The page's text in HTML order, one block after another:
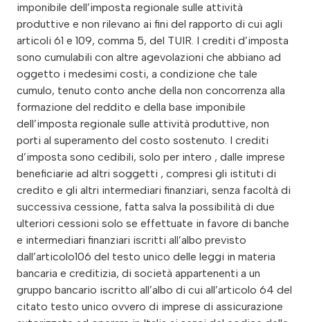
imponibile dell’imposta regionale sulle attività
produttive e non rilevano ai fini del rapporto di cui agli
articoli 61 e 109, comma 5, del TUIR. I crediti d’imposta
sono cumulabili con altre agevolazioni che abbiano ad
oggetto i medesimi costi, a condizione che tale
cumulo, tenuto conto anche della non concorrenza alla
formazione del reddito e della base imponibile
dell’imposta regionale sulle attività produttive, non
porti al superamento del costo sostenuto. I crediti
d’imposta sono cedibili, solo per intero , dalle imprese
beneficiarie ad altri soggetti , compresi gli istituti di
credito e gli altri intermediari finanziari, senza facoltà di
successiva cessione, fatta salva la possibilità di due
ulteriori cessioni solo se effettuate in favore di banche
e intermediari finanziari iscritti all’albo previsto
dall’articolo106 del testo unico delle leggi in materia
bancaria e creditizia, di società appartenenti a un
gruppo bancario iscritto all’albo di cui all’articolo 64 del
citato testo unico ovvero di imprese di assicurazione